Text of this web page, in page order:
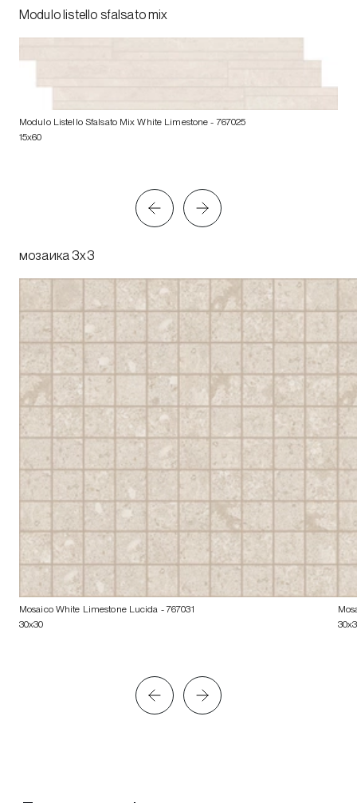
Modulo listello sfalsato mix
Modulo Listello Sfalsato Mix White Limestone - 767025
15x60
мозаика 3x3
Mosaico White Limestone Lucida - 767031
30x30